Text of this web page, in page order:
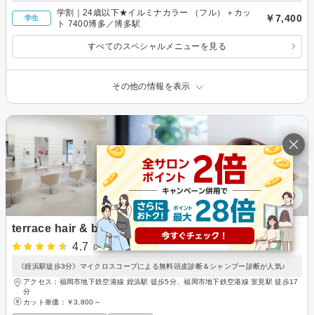
学生
学割｜24歳以下★イルミナカラー （フル）＋カッ
ト 7400博多／博多駅
￥7,400
すべてのスペシャルメニューを見る
その他の情報を表示
terrace hair & botanical
4.7
(276件)
《姪浜駅徒歩3分》マイクロスコープによる無料頭皮診断＆シャンプー診断が人気♪
アクセス：福岡市地下鉄空港線 姪浜駅 徒歩5分、福岡市地下鉄空港線 室見駅 徒歩17
分
カット単価： ￥3,800～